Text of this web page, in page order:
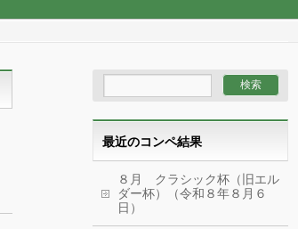
最近のコンペ結果
８月 クラシック杯（旧エル
ダー杯）（令和８年８月６
日）